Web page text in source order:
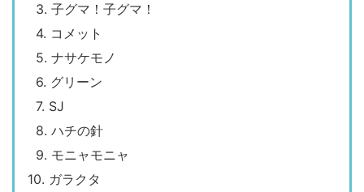
3. 子グマ！子グマ！
4. コメット
5. ナサケモノ
6. グリーン
7. SJ
8. ハチの針
9. モニャモニャ
10. ガラクタ